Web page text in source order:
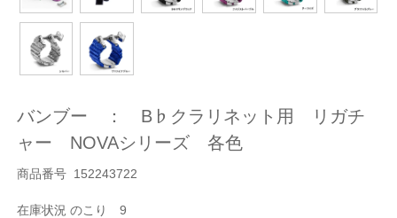
バンブー ： B♭クラリネット用 リガチ
ャー NOVAシリーズ 各色
商品番号 152243722
在庫状況 のこり 9